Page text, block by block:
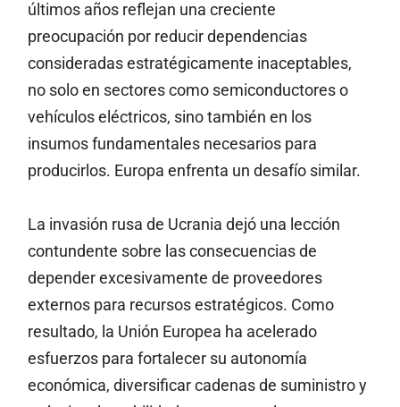
últimos años reflejan una creciente
preocupación por reducir dependencias
consideradas estratégicamente inaceptables,
no solo en sectores como semiconductores o
vehículos eléctricos, sino también en los
insumos fundamentales necesarios para
producirlos. Europa enfrenta un desafío similar.
La invasión rusa de Ucrania dejó una lección
contundente sobre las consecuencias de
depender excesivamente de proveedores
externos para recursos estratégicos. Como
resultado, la Unión Europea ha acelerado
esfuerzos para fortalecer su autonomía
económica, diversificar cadenas de suministro y